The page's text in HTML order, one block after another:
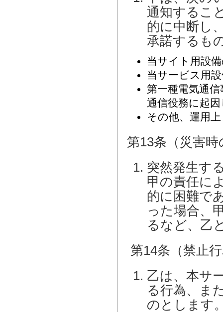
通知するこ
的に中断し
承諾するも
当サイト用設
当サービス用
第一種電気通
通信役務に起
その他、運用
第13条（災害時
突然発生す
甲の責任に
的に困難で
った場合、
るなど、乙
第14条（禁止
乙は、本サ
る行為、ま
のとします